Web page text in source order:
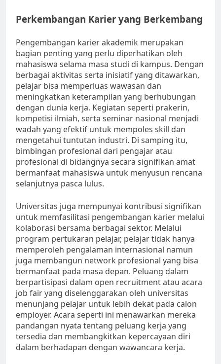
Perkembangan Karier yang Berkembang
Pengembangan karier akademik merupakan
bagian penting yang perlu diperhatikan oleh
mahasiswa selama masa studi di kampus. Dengan
berbagai aktivitas serta inisiatif yang ditawarkan,
pelajar bisa memperluas wawasan dan
meningkatkan keterampilan yang berhubungan
dengan dunia kerja. Kegiatan seperti prakerin,
kompetisi ilmiah, serta seminar nasional menjadi
wadah yang efektif untuk mempoles skill dan
mengetahui tuntutan industri. Di samping itu,
bimbingan profesional dari pengajar atau
profesional di bidangnya secara signifikan amat
bermanfaat mahasiswa untuk menyusun rencana
selanjutnya pasca lulus.
Universitas juga mempunyai kontribusi signifikan
untuk memfasilitasi pengembangan karier melalui
kolaborasi bersama berbagai sektor. Melalui
program pertukaran pelajar, pelajar tidak hanya
memperoleh pengalaman internasional namun
juga membangun network profesional yang bisa
bermanfaat pada masa depan. Peluang dalam
berpartisipasi dalam open recruitment atau acara
job fair yang diselenggarakan oleh universitas
menunjang pelajar untuk lebih dekat pada calon
employer. Acara seperti ini menawarkan mereka
pandangan nyata tentang peluang kerja yang
tersedia dan membangkitkan kepercayaan diri
dalam berhadapan dengan wawancara kerja.